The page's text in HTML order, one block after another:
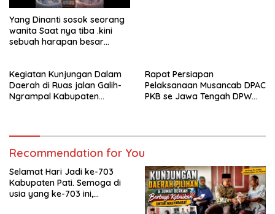
Yang Dinanti sosok seorang
wanita Saat nya tiba .kini
sebuah harapan besar
menciptakan lagu Untuk si
buah hati yang berjudul
Musa & Princes.
Kegiatan Kunjungan Dalam
Daerah di Ruas jalan Galih-
Ngrampal Kabupaten
Rapat Persiapan
Pelaksanaan Musancab DPAC
PKB se Jawa Tengah DPW
Recommendation for You
Selamat Hari Jadi ke-703
Kabupaten Pati. Semoga di
usia yang ke-703 ini,